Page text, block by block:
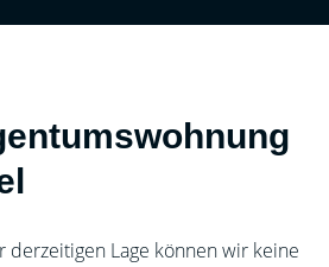
derzeitigen Lage können wir keine